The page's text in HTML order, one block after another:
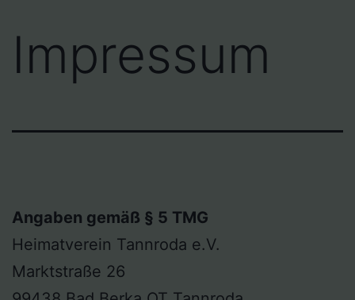
Impressum
Angaben gemäß § 5 TMG
Heimatverein Tannroda e.V.
Marktstraße 26